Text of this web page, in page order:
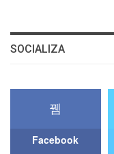
SOCIALIZA
Facebook